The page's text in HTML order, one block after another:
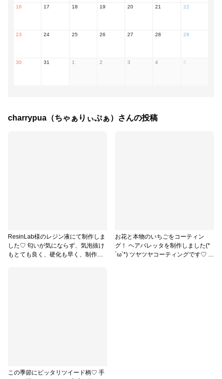
16 17 18 19 20 21 22
23 24 25 26 27 28 29
30 31 1 2 3 4 5
charrypua（ちゃぁりぃぷぁ） さんの投稿
ResinLab様のレジン液にて制作しま
した♡ 匂いが気にならず、気泡抜け
もとても良く、硬化も早く、制作が
好きでした♡ #アクセサリー部 #ヘア
お花と本物のいちごをコーティン
グ！ ヘアバレッタを制作しました(*
´ω`*) ツヤツヤコーティングです♡ #
この季節にピッタリツイード柄♡ 手